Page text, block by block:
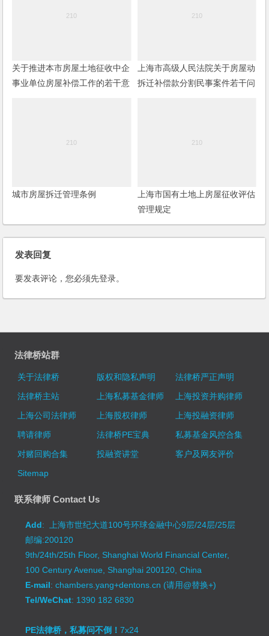
关于推进本市房屋土地征收中企
事业单位房屋补偿工作的若干意
上海市高级人民法院关于房屋动
拆迁补偿款分割民事案件若干问
城市房屋拆迁管理条例
上海市国有土地上房屋征收评估
管理规定
发表回复
要发表评论，您必须先登录。
法律桥站群
关于法律桥 版权和隐私声明
法律桥严正声明
法律桥主站
上海私募基金律师
上海投资并购律师
上海公司法律师
上海股权律师
上海投融资律师
聘请律师
法律桥PE宝典
私募基金风控合集
对赌回购合集
投融资讲堂
客户及网友评价
Sitemap
联系律师 Contact Us
Add: 上海市世纪大道100号环球金融中心9层/24层/25层
邮编:200120
9th/24th/25th Floor, Shanghai World Financial Center,
100 Century Avenue, Shanghai 200120, China
E-mail: chambers.yang+dentons.cn (请用@替换+)
Tel/WeChat: 1390 182 6830
PE法律桥，私募问不倒！7x24